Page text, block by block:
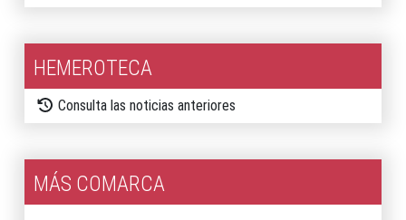
HEMEROTECA
Consulta las noticias anteriores
MÁS COMARCA